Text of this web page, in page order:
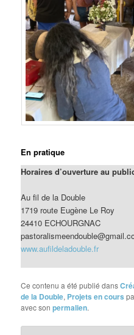
En pratique
Horaires d’ouverture au
Au fil de la Double
1719 route Eugène Le Roy
24410 ECHOURGNAC
www.aufildeladouble.fr
Ce contenu a été publié dans
de la Double, Projets en cours
avec sonpermalien.